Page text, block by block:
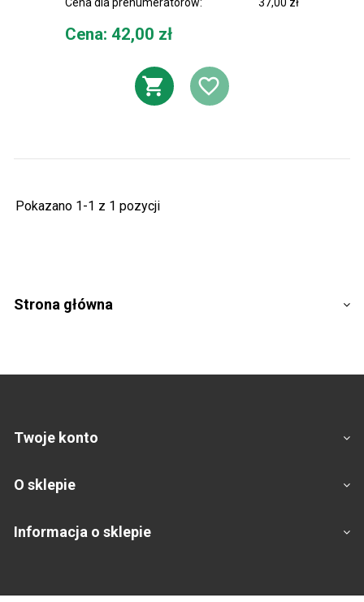
Cena
Cena: 42,00 zł
DODAJ DO
DODAJ DO
Pokazano 1-1 z 1 pozycji
Strona główna
Twoje konto
O sklepie
Informacja o sklepie